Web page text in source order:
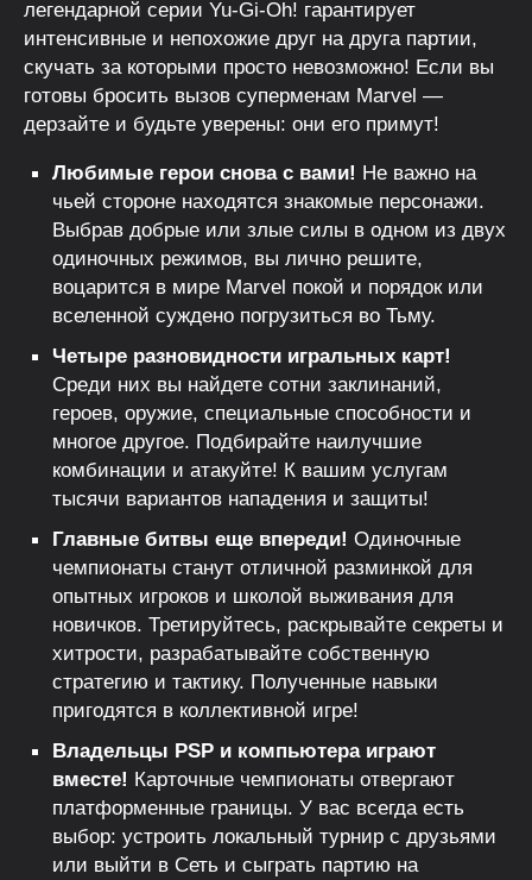
легендарной серии Yu-Gi-Oh! гарантирует
интенсивные и непохожие друг на друга партии,
скучать за которыми просто невозможно! Если вы
готовы бросить вызов суперменам Marvel —
дерзайте и будьте уверены: они его примут!
Любимые герои снова с вами! Не важно на
чьей стороне находятся знакомые персонажи.
Выбрав добрые или злые силы в одном из двух
одиночных режимов, вы лично решите,
воцарится в мире Marvel покой и порядок или
вселенной суждено погрузиться во Тьму.
Четыре разновидности игральных карт!
Среди них вы найдете сотни заклинаний,
героев, оружие, специальные способности и
многое другое. Подбирайте наилучшие
комбинации и атакуйте! К вашим услугам
тысячи вариантов нападения и защиты!
Главные битвы еще впереди! Одиночные
чемпионаты станут отличной разминкой для
опытных игроков и школой выживания для
новичков. Третируйтесь, раскрывайте секреты и
хитрости, разрабатывайте собственную
стратегию и тактику. Полученные навыки
пригодятся в коллективной игре!
Владельцы PSP и компьютера играют
вместе! Карточные чемпионаты отвергают
платформенные границы. У вас всегда есть
выбор: устроить локальный турнир с друзьями
или выйти в Сеть и сыграть партию на